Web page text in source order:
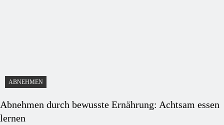
ABNEHMEN
Abnehmen durch bewusste Ernährung: Achtsam essen
lernen